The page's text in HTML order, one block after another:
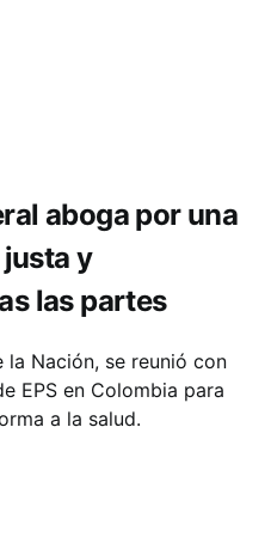
aboga por una
y
las partes
la Nación, se reunió con
EPS en Colombia para
a la salud.